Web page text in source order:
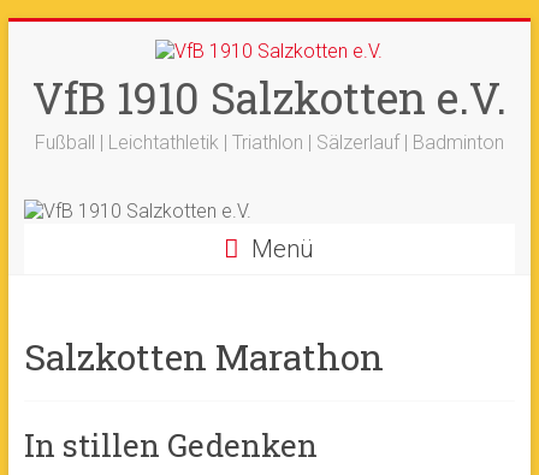
springen
VfB 1910 Salzkotten e.V.
Fußball | Leichtathletik | Triathlon | Sälzerlauf | Badminton
Menü
Salzkotten Marathon
In stillen Gedenken
+++ 21-03. -33. Sälzerlauf+++
Ergebnisse +++ Beitrag vom saelzer.tv
ist online
+++ Fotos sind online+++
+++ 18.-19.04. -Werfertage +++
Ok!